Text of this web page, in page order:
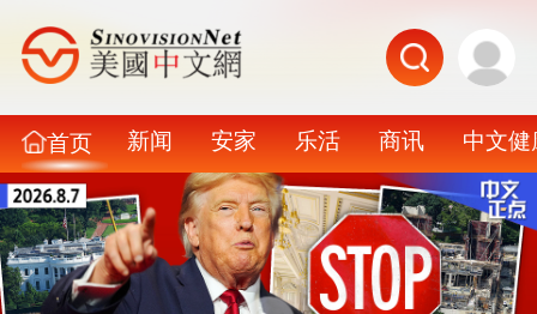
首页 新闻 安家 乐活 商讯 中文健